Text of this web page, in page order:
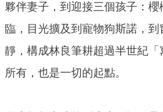
夥伴妻子，到迎接三個孩子：
臨，目光擴及到寵物狗斯諾，
靜，構成林良筆耕超過半世紀
所有，也是一切的起點。